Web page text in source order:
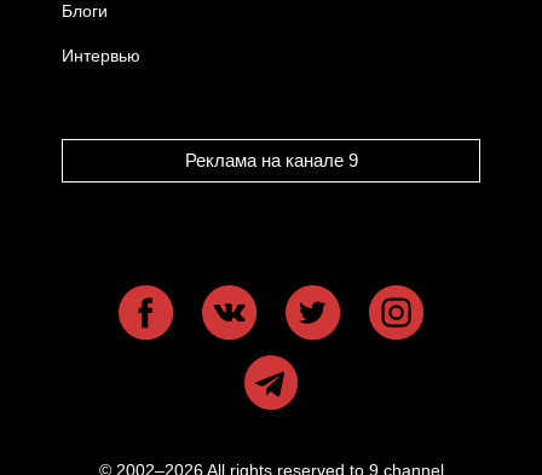
Блоги
Интервью
Реклама на канале 9
© 2002–2026 All rights reserved to 9 channel